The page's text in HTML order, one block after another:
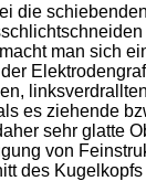
die
man sich
es ziehende
sehr glatte
von
des